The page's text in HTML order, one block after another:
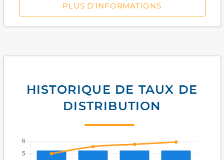
PLUS D’INFORMATIONS
HISTORIQUE DE TAUX DE
DISTRIBUTION